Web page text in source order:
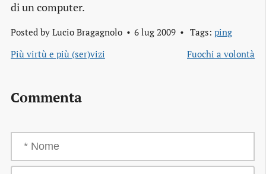
di un computer.
Posted by Lucio Bragagnolo 6 lug 2009 Tags: ping
Più virtù e più (ser)vizi
Fuochi a volontà
Commenta